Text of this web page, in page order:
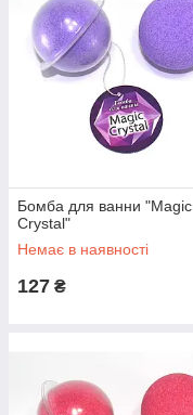
Бомба для ванни "Magic
Crystal"
Немає в наявності
127 ₴